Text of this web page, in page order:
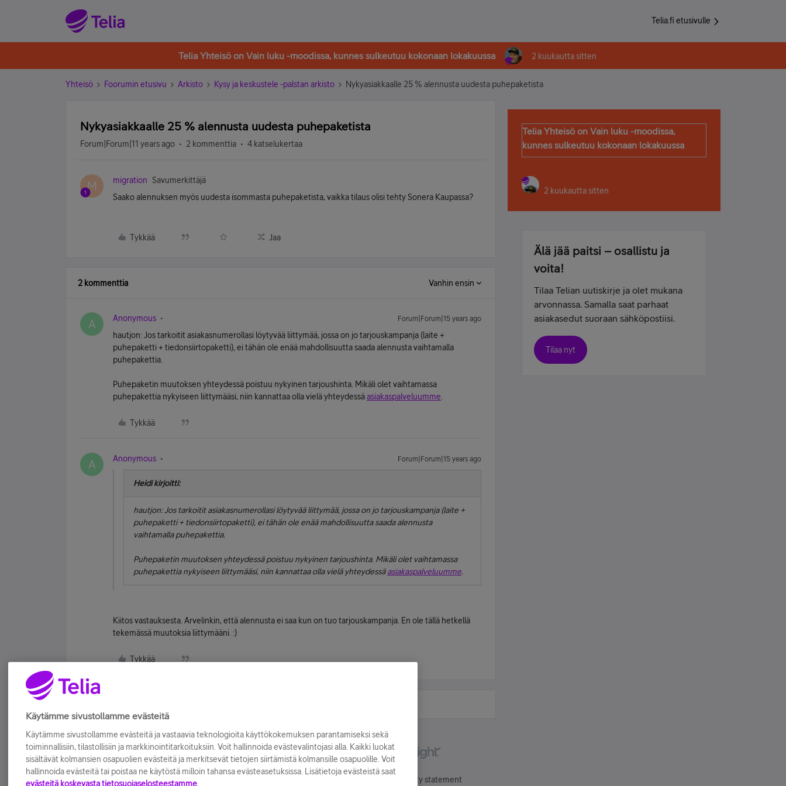
Telia.fi etusivulle
Telia Yhteisö on Vain luku -moodissa, kunnes sulkeutuu kokonaan lokakuussa 2 kuukautta sitten
Yhteisö Foorumin etusivu Arkisto Kysy ja keskustele -palstan arkisto Nykyasiakkaalle 25 % alennusta uudesta puhepaketista
Nykyasiakkaalle 25 % alennusta uudesta puhepaketista
Forum|Forum|11 years ago 2 kommenttia 4 katselukertaa
M migration
Savumerkittäjä
Saako alennuksen myös uudesta isommasta puhepaketista, vaikka tilaus olisi tehty Sonera Kaupassa?
Tykkää Jaa
2 kommenttia Vanhin ensin
A Anonymous Forum|Forum|15 years ago
hautjon: Jos tarkoitit asiakasnumerollasi löytyvää liittymää, jossa on jo tarjouskampanja (laite +
puhepaketti + tiedonsiirtopaketti), ei tähän ole enää mahdollisuutta saada alennusta vaihtamalla
puhepakettia.
Puhepaketin muutoksen yhteydessä poistuu nykyinen tarjoushinta. Mikäli olet vaihtamassa
puhepakettia nykyiseen liittymääsi, niin kannattaa olla vielä yhteydessäasiakaspalveluumme
Tykkää
A Anonymous Forum|Forum|15 years ago
Heidi kirjoitti:
hautjon: Jos tarkoitit asiakasnumerollasi löytyvää liittymää, jossa on jo tarjouskampanja (laite +
puhepaketti + tiedonsiirtopaketti), ei tähän ole enää mahdollisuutta saada alennusta
vaihtamalla puhepakettia.
Puhepaketin muutoksen yhteydessä poistuu nykyinen tarjoushinta. Mikäli olet vaihtamassa
puhepakettia nykyiseen liittymääsi, niin kannattaa olla vielä yhteydessäasiakaspalveluumme.
Kiitos vastauksesta. Arvelinkin, että alennusta ei saa kun on tuo tarjouskampanja. En ole tällä hetkellä
tekemässä muutoksia liittymääni. :)
Tykkää
Telia Yhteisö on Vain luku -moodissa,
kunnes sulkeutuu kokonaan lokakuussa
2 kuukautta sitten
Älä jää paitsi – osallistu ja
voita!
Tilaa Telian uutiskirje ja olet mukana
arvonnassa. Samalla saat parhaat
asiakasedut suoraan sähköpostiisi.
Tilaa nyt
Accessibility statement
Käytämme sivustollamme evästeitä
Käytämme sivustollamme evästeitä ja vastaavia teknologioita käyttökokemuksen parantamiseksi sekä
toiminnallisiin, tilastollisiin ja markkinointitarkoituksiin. Voit hallinnoida evästevalintojasi alla. Kaikki luokat
sisältävät kolmansien osapuolien evästeitä ja merkitsevät tietojen siirtämistä kolmansille osapuolille. Voit
hallinnoida evästeitä tai poistaa ne käytöstä milloin tahansa evästeasetuksissa. Lisätietoja evästeistä saat
evästeitä koskevasta tietosuojaselosteestamme.